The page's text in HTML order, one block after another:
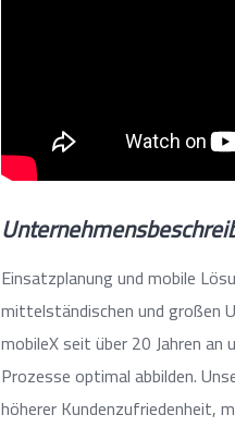
Einsatzplanung und mobile
mittelständischen und großen
mobileX seit über 20 Jahren
Prozesse optimal abbilden.
höherer Kundenzufriedenheit,